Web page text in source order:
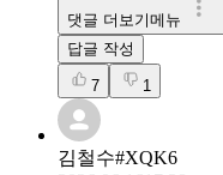
댓글 더보기메뉴
답글 작성
7 1
김철수#XQK6